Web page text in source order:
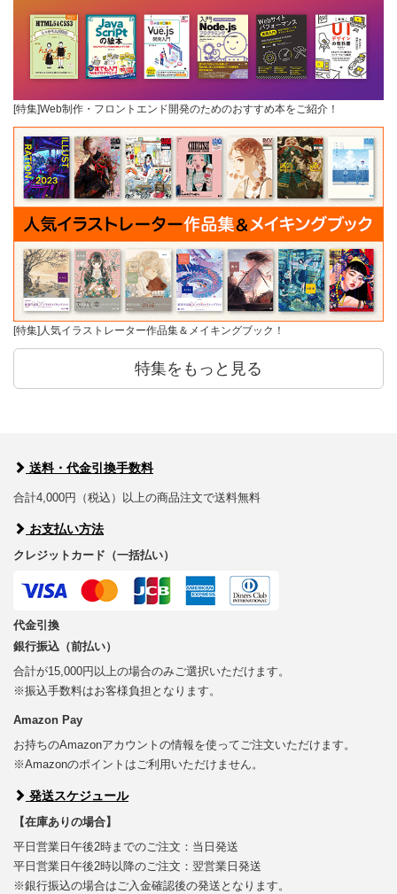
[特集]Web制作・フロントエンド開発のためのおすすめ本をご紹介！
[特集]人気イラストレーター作品集＆メイキングブック！
特集をもっと見る
送料・代金引換手数料
合計4,000円（税込）以上の商品注文で送料無料
お支払い方法
クレジットカード（一括払い）
代金引換
銀行振込（前払い）
合計が15,000円以上の場合のみご選択いただけます。
※振込手数料はお客様負担となります。
Amazon Pay
お持ちのAmazonアカウントの情報を使ってご注文いただけます。
※Amazonのポイントはご利用いただけません。
発送スケジュール
【在庫ありの場合】
平日営業日午後2時までのご注文：当日発送
平日営業日午後2時以降のご注文：翌営業日発送
※銀行振込の場合はご入金確認後の発送となります。